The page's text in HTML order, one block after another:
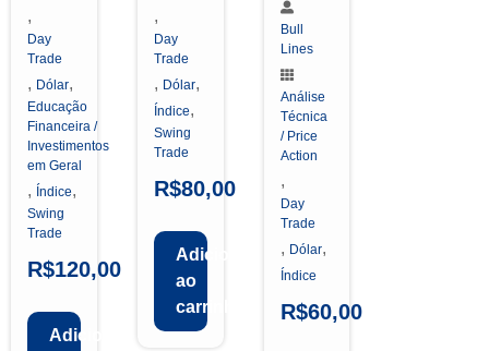
,
Day
Trade
, Dólar,
Educação
Financeira /
Investimentos
em Geral
, Índice,
Swing
Trade
R$120,00
Adicionar
,
Day
Trade
, Dólar,
Índice,
Swing
Trade
R$80,00
Adicionar
ao
carrinho
Bull
Lines
Análise
Técnica
/ Price
Action
,
Day
Trade
, Dólar,
Índice
R$60,00